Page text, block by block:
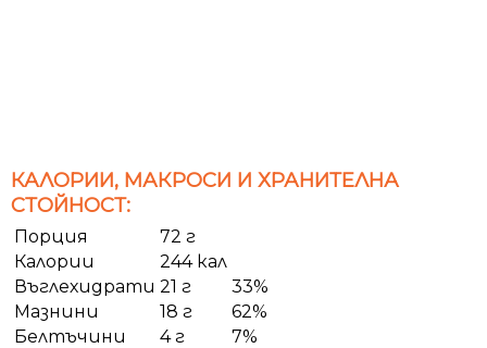
КАЛОРИИ, МАКРОСИ И ХРАНИТЕЛНА
СТОЙНОСТ:
Порция
72 г
Калории
244 кал
Въглехидрати 21 г
33%
Мазнини
18 г
62%
Белтъчини
4 г
7%